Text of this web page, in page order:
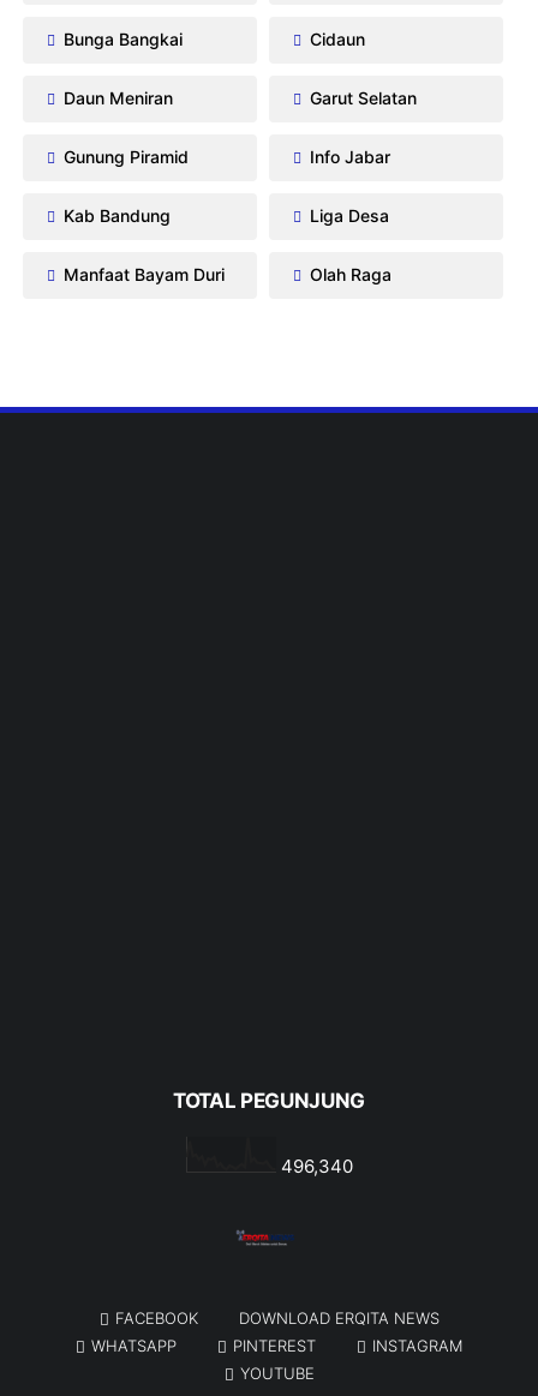
Bunga Bangkai Cidaun
Daun Meniran Garut Selatan
Gunung Piramid Info Jabar
Kab Bandung Liga Desa
Manfaat Bayam Duri Olah Raga
TOTAL PEGUNJUNG
496,340
FACEBOOK
DOWNLOAD ERQITA NEWS
WHATSAPP
PINTEREST
INSTAGRAM
YOUTUBE